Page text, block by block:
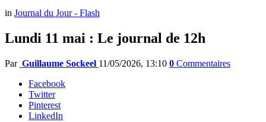
in Journal du Jour - Flash
Lundi 11 mai : Le journal de 12h
Par Guillaume Sockeel 11/05/2026, 13:10 0 Commentaires
Facebook
Twitter
Pinterest
LinkedIn